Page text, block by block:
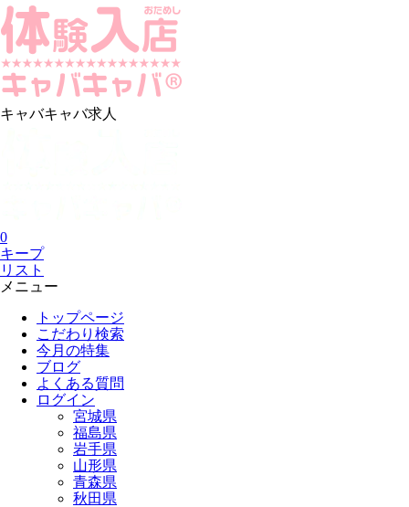
キャバキャバ求人
0
キープ
リスト
メニュー
トップページ
こだわり検索
今月の特集
ブログ
よくある質問
ログイン
宮城県
福島県
岩手県
山形県
青森県
秋田県